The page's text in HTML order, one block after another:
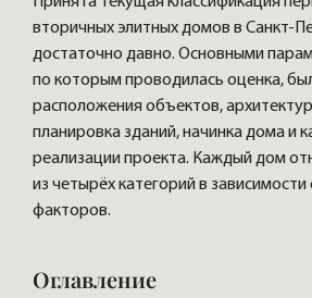
вторичных элитных домов в Санкт-
достаточно давно. Основными
по которым проводилась оценка,
расположения объектов,
планировка зданий, начинка дома и
реализации проекта. Каждый дом
из четырёх категорий в
факторов.
Оглавление